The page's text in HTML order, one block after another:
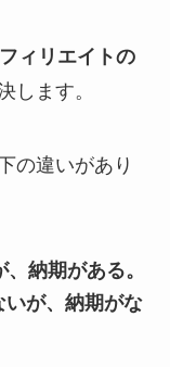
ィリエイトの
します。
の違いがあり
納期がある。
いが、納期がな